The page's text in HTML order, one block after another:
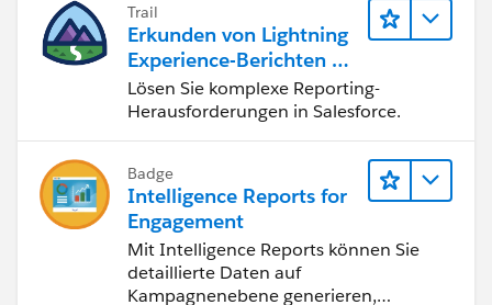
Trail
Erkunden von Lightning
Experience-Berichten & -
Dashboards
Lösen Sie komplexe Reporting-
Herausforderungen in Salesforce.
Badge
Intelligence Reports for
Engagement
Mit Intelligence Reports können Sie
detaillierte Daten auf
Kampagnenebene generieren,